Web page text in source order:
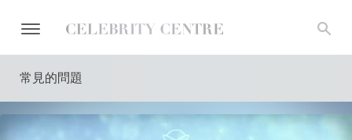
常見的問題